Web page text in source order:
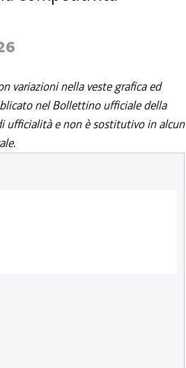
variazioni nella veste grafica ed
nel Bollettino ufficiale della
ufficialità e non è sostitutivo in alcun